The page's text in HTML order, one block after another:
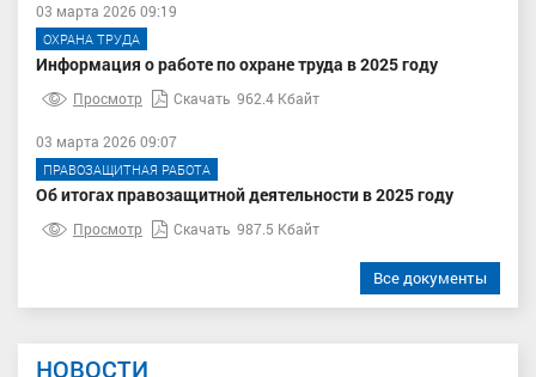
03 марта 2026 09:19
ОХРАНА ТРУДА
Информация о работе по охране труда в 2025 году
Просмотр Скачать 962.4 Кбайт
03 марта 2026 09:07
ПРАВОЗАЩИТНАЯ РАБОТА
Об итогах правозащитной деятельности в 2025 году
Просмотр Скачать 987.5 Кбайт
Все документы
НОВОСТИ